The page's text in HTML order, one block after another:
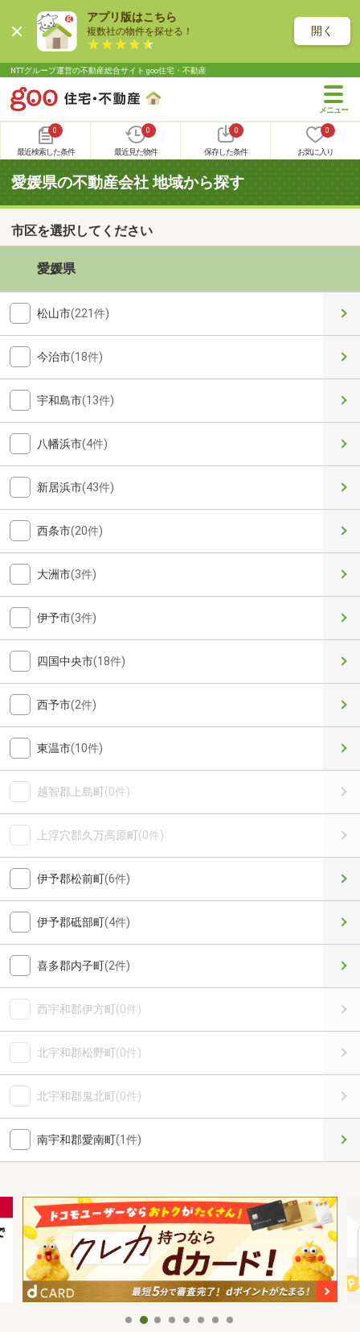
アプリ版はこちら
複数社の物件を探せる！ 開く
NTTグループ運営の不動産総合サイト goo住宅・不動産
0
最近検索した条件
0
最近見た物件
0
保存した条件
0
お気に入り
愛媛県の不動産会社 地域から探す
市区を選択してください
愛媛県
松山市(221件)
今治市(18件)
宇和島市(13件)
八幡浜市(4件)
新居浜市(43件)
西条市(20件)
大洲市(3件)
伊予市(3件)
四国中央市(18件)
西予市(2件)
東温市(10件)
越智郡上島町(0件)
上浮穴郡久万高原町(0件)
伊予郡松前町(6件)
伊予郡砥部町(4件)
喜多郡内子町(2件)
西宇和郡伊方町(0件)
北宇和郡松野町(0件)
北宇和郡鬼北町(0件)
南宇和郡愛南町(1件)